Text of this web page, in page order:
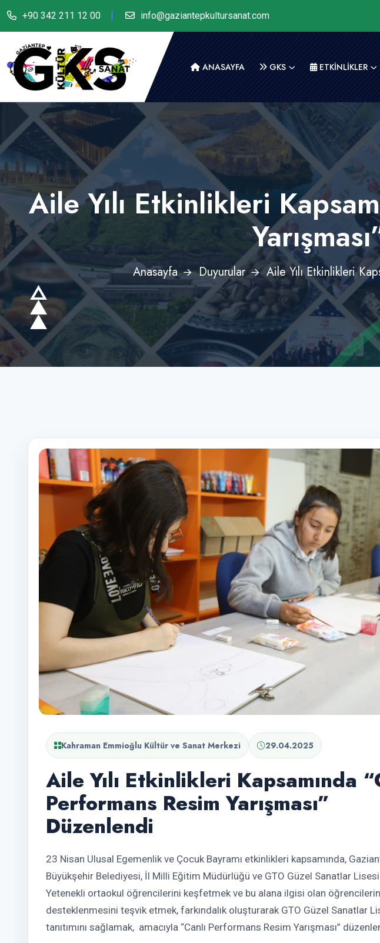
+90 342 211 12 00 info@gaziantepkultursanat.com
ANASAYFA GKS ETKİNLİKLER
Aile Yılı Etkinlikleri
Anasayfa Duyurular Aile Yılı Etkinlikleri
Kahraman Emmioğlu Kültür ve Sanat Merkezi 29.04.2025
Aile Yılı Etkinlikleri Kapsamında
Performans Resim Yarışması”
Düzenlendi
23 Nisan Ulusal Egemenlik ve Çocuk Bayramı etkinlikleri kapsamında,
Büyükşehir Belediyesi, İl Milli Eğitim Müdürlüğü ve GTO Güzel Sanatlar
Yetenekli ortaokul öğrencilerini keşfetmek ve bu alana ilgisi olan öğrencilerin
desteklenmesini teşvik etmek, farkındalık oluşturarak GTO Güzel Sanatlar
tanıtımını sağlamak, amacıyla “Canlı Performans Resim Yarışması”